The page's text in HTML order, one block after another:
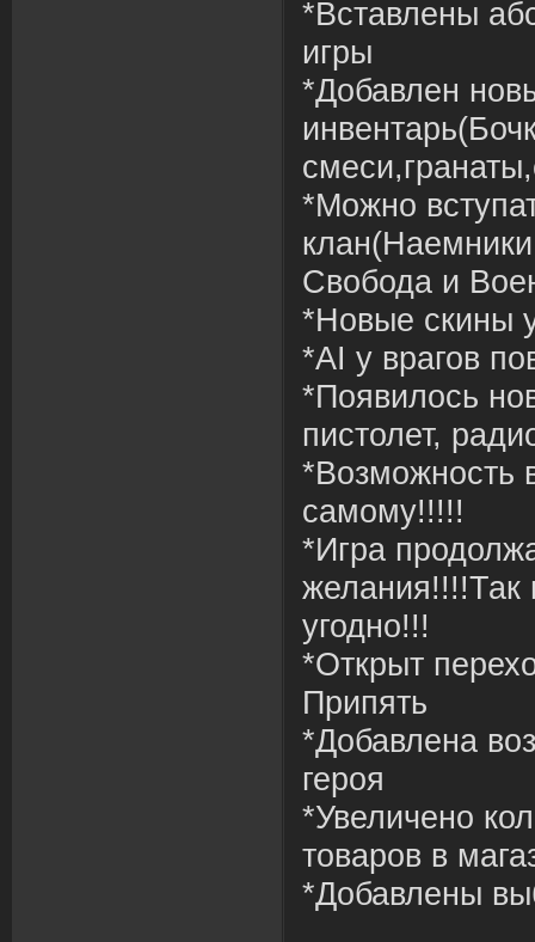
*Вставлены
игры
*Добавлен
*Можно
Свобода и
*Новые скины
*AI у врагов
*Появилось
пистолет,
*Возможность
самому!!!!!
*Игра
желания!!!!Так
угодно!!!
*Открыт
Припять
*Добавлена
героя
*Увеличено
товаров в
*Добавлены